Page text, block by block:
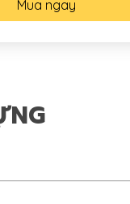
Mua ngay